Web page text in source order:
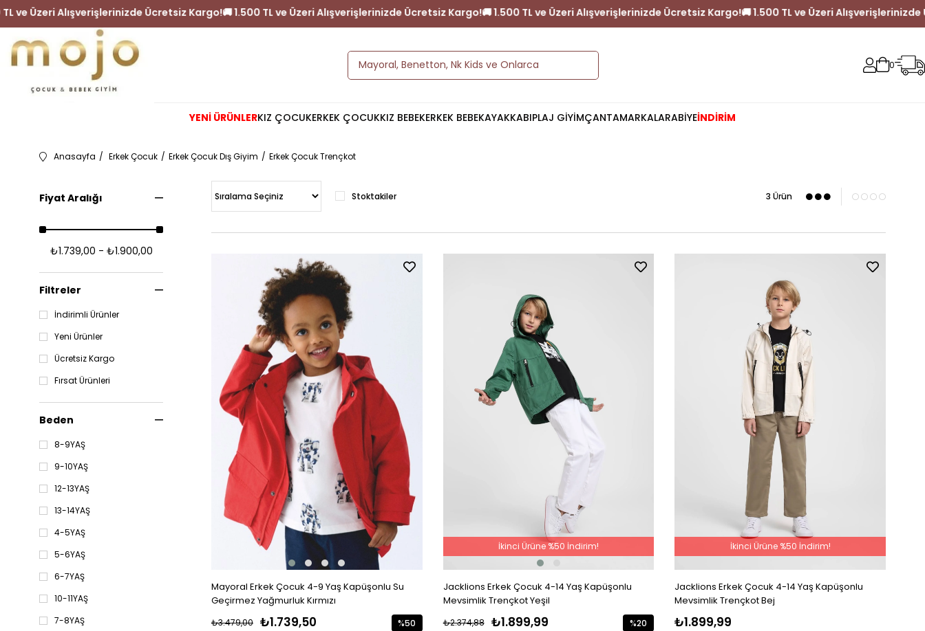
1.500 TL ve Üzeri Alışverişlerinizde Ücretsiz Kargo!🚚 1.500 TL ve Üzeri Alışverişlerinizde Ücretsiz Kargo!🚚 1.500 TL ve Üzeri Alışverişlerinizde Ücretsiz Kargo!🚚 1.500 TL ve Üzeri
0
YENİ ÜRÜNLERKIZ ÇOCUKERKEK ÇOCUKKIZ BEBEKERKEK BEBEKAYAKKABIPLAJ GİYİMÇANTAMARKALARABİYEİNDİRİM
Anasayfa Erkek Çocuk Erkek Çocuk Dış Giyim Erkek Çocuk Trençkot
Fiyat Aralığı
₺1.739,00 - ₺1.900,00
Filtreler
İndirimli Ürünler
Yeni Ürünler
Ücretsiz Kargo
Fırsat Ürünleri
Beden
8-9YAŞ
9-10YAŞ
12-13YAŞ
13-14YAŞ
4-5YAŞ
5-6YAŞ
6-7YAŞ
10-11YAŞ
7-8YAŞ
Stoktakiler 3 Ürün
Mayoral Erkek Çocuk 4-9 Yaş Kapüşonlu Su
Geçirmez Yağmurluk Kırmızı
₺1.739,50
₺3.479,00
%50
Jacklions Erkek Çocuk 4-14 Yaş Kapüşonlu
Mevsimlik Trençkot Yeşil
₺1.899,99
₺2.374,88
%20
İkinci Ürüne %50 İndirim!
Jacklions Erkek Çocuk 4-14 Yaş Kapüşonlu
Mevsimlik Trençkot Bej
₺1.899,99
İkinci Ürüne %50 İndirim!